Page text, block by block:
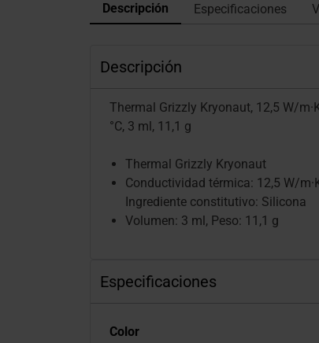
Descripción Especificaciones
Descripción
Thermal Grizzly Kryonaut, 12,5 W/
°C, 3 ml, 11,1 g
Thermal Grizzly Kryonaut
Conductividad térmica: 12,5 W/
Ingrediente constitutivo: Silicona
Volumen: 3 ml, Peso: 11,1 g
Especificaciones
Color